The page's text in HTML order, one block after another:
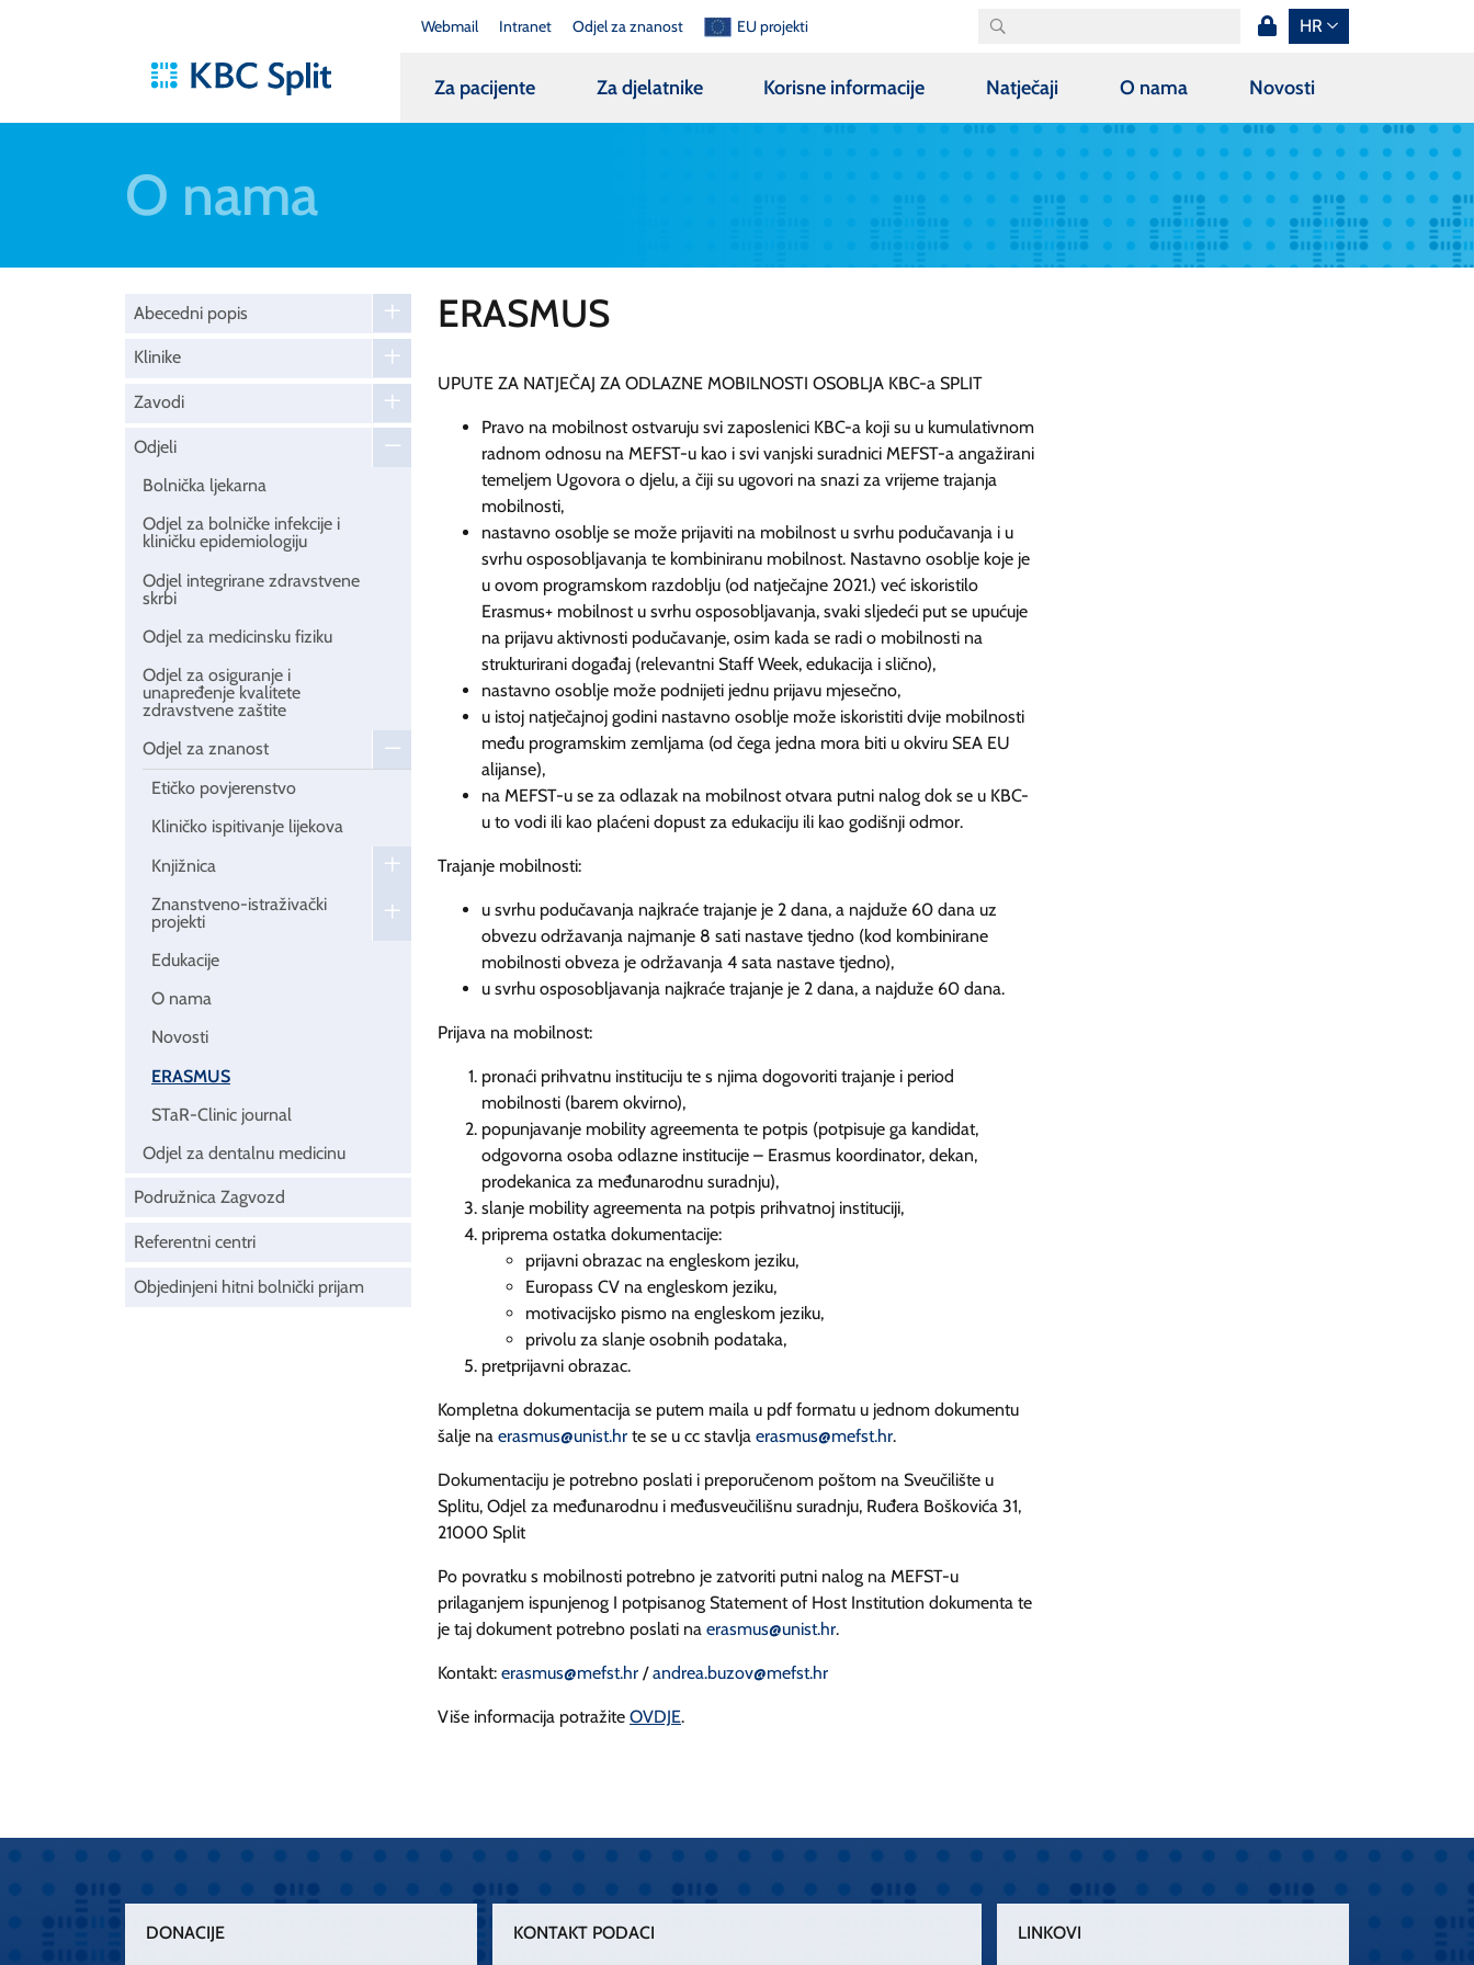
Webmail Intranet Odjel za znanost EU projekti HR
Za pacijente Za djelatnike Korisne informacije Natječaji O nama Novosti
O nama
Abecedni popis
Klinike
Zavodi
Odjeli
Bolnička ljekarna
Odjel za bolničke infekcije i
kliničku epidemiologiju
Odjel integrirane zdravstvene
skrbi
Odjel za medicinsku fiziku
Odjel za osiguranje i
unapređenje kvalitete
zdravstvene zaštite
Odjel za znanost
Etičko povjerenstvo
Kliničko ispitivanje lijekova
Knjižnica
Znanstveno-istraživački
projekti
Edukacije
O nama
Novosti
ERASMUS
STaR-Clinic journal
Odjel za dentalnu medicinu
Podružnica Zagvozd
Referentni centri
Objedinjeni hitni bolnički prijam
ERASMUS
UPUTE ZA NATJEČAJ ZA ODLAZNE MOBILNOSTI OSOBLJA KBC-a SPLIT
Pravo na mobilnost ostvaruju svi zaposlenici KBC-a koji su u kumulativnom
radnom odnosu na MEFST-u kao i svi vanjski suradnici MEFST-a angažirani
temeljem Ugovora o djelu, a čiji su ugovori na snazi za vrijeme trajanja
mobilnosti,
nastavno osoblje se može prijaviti na mobilnost u svrhu podučavanja i u
svrhu osposobljavanja te kombiniranu mobilnost. Nastavno osoblje koje je
u ovom programskom razdoblju (od natječajne 2021.) već iskoristilo
Erasmus+ mobilnost u svrhu osposobljavanja, svaki sljedeći put se upućuje
na prijavu aktivnosti podučavanje, osim kada se radi o mobilnosti na
strukturirani događaj (relevantni Staff Week, edukacija i slično),
nastavno osoblje može podnijeti jednu prijavu mjesečno,
u istoj natječajnoj godini nastavno osoblje može iskoristiti dvije mobilnosti
među programskim zemljama (od čega jedna mora biti u okviru SEA EU
alijanse),
na MEFST-u se za odlazak na mobilnost otvara putni nalog dok se u KBC-
u to vodi ili kao plaćeni dopust za edukaciju ili kao godišnji odmor.
Trajanje mobilnosti:
u svrhu podučavanja najkraće trajanje je 2 dana, a najduže 60 dana uz
obvezu održavanja najmanje 8 sati nastave tjedno (kod kombinirane
mobilnosti obveza je održavanja 4 sata nastave tjedno),
u svrhu osposobljavanja najkraće trajanje je 2 dana, a najduže 60 dana.
Prijava na mobilnost:
pronaći prihvatnu instituciju te s njima dogovoriti trajanje i period
mobilnosti (barem okvirno),
popunjavanje mobility agreementa te potpis (potpisuje ga kandidat,
odgovorna osoba odlazne institucije – Erasmus koordinator, dekan,
prodekanica za međunarodnu suradnju),
slanje mobility agreementa na potpis prihvatnoj instituciji,
priprema ostatka dokumentacije:
prijavni obrazac na engleskom jeziku,
Europass CV na engleskom jeziku,
motivacijsko pismo na engleskom jeziku,
privolu za slanje osobnih podataka,
pretprijavni obrazac.
Kompletna dokumentacija se putem maila u pdf formatu u jednom dokumentu
šalje na erasmus@unist.hr te se u cc stavlja erasmus@mefst.hr.
Dokumentaciju je potrebno poslati i preporučenom poštom na Sveučilište u
Splitu, Odjel za međunarodnu i međusveučilišnu suradnju, Ruđera Boškovića 31,
21000 Split
Po povratku s mobilnosti potrebno je zatvoriti putni nalog na MEFST-u
prilaganjem ispunjenog I potpisanog Statement of Host Institution dokumenta te
je taj dokument potrebno poslati na erasmus@unist.hr.
Kontakt: erasmus@mefst.hr /andrea.buzov@mefst.hr
Više informacija potražite OVDJE.
DONACIJE KONTAKT PODACI LINKOVI